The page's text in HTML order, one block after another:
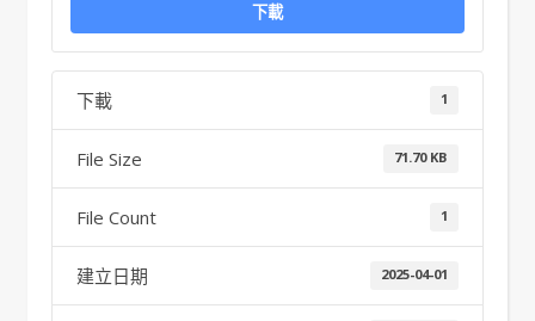
下載
下載 1
File Size 71.70 KB
File Count 1
建立日期 2025-04-01